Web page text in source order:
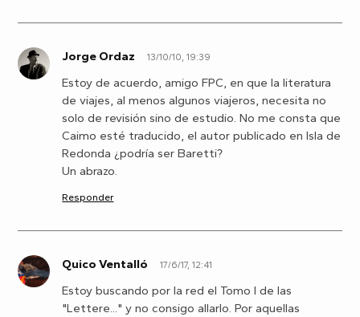
J Jorge Ordaz 13/10/10, 19:39
Estoy de acuerdo, amigo FPC, en que la literatura
de viajes, al menos algunos viajeros, necesita no
solo de revisión sino de estudio. No me consta que
Caimo esté traducido, el autor publicado en Isla de
Redonda ¿podría ser Baretti?
Un abrazo.
Responder
Q Quico Ventalló 17/6/17, 12:41
Estoy buscando por la red el Tomo I de las
"Lettere..." y no consigo allarlo. Por aquellas